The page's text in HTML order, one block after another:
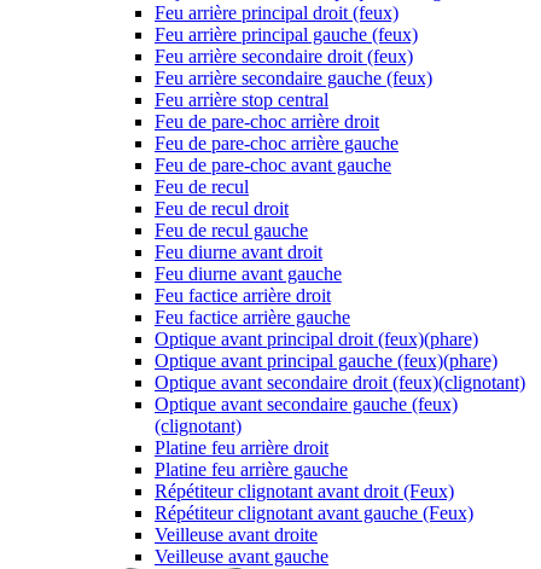
Feu arrière principal droit (feux)
Feu arrière principal gauche (feux)
Feu arrière secondaire droit (feux)
Feu arrière secondaire gauche (feux)
Feu arrière stop central
Feu de pare-choc arrière droit
Feu de pare-choc arrière gauche
Feu de pare-choc avant gauche
Feu de recul
Feu de recul droit
Feu de recul gauche
Feu diurne avant droit
Feu diurne avant gauche
Feu factice arrière droit
Feu factice arrière gauche
Optique avant principal droit (feux)(phare)
Optique avant principal gauche (feux)(phare)
Optique avant secondaire droit (feux)(clignotant)
Optique avant secondaire gauche (feux)
(clignotant)
Platine feu arrière droit
Platine feu arrière gauche
Répétiteur clignotant avant droit (Feux)
Répétiteur clignotant avant gauche (Feux)
Veilleuse avant droite
Veilleuse avant gauche